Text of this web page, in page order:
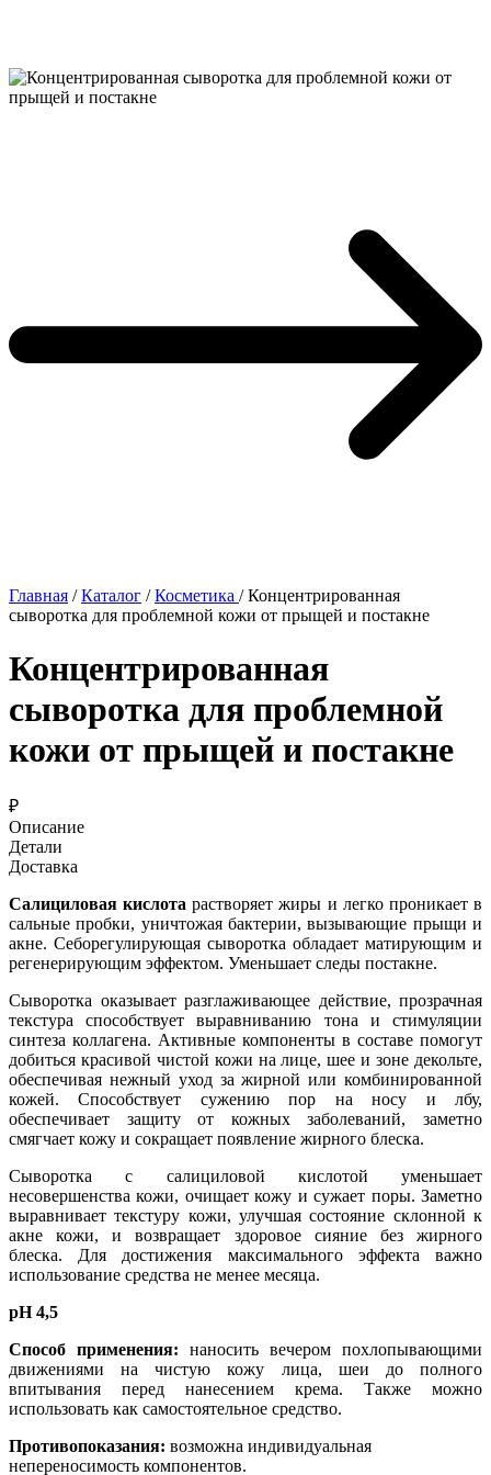
Главная /Каталог /Косметика /Концентрированная
сыворотка для проблемной кожи от прыщей и постакне
Концентрированная
сыворотка для проблемной
кожи от прыщей и постакне
₽
Описание
Детали
Доставка
Салициловая кислота растворяет жиры и легко проникает в
сальные пробки, уничтожая бактерии, вызывающие прыщи и
акне. Себорегулирующая сыворотка обладает матирующим и
регенерирующим эффектом. Уменьшает следы постакне.
Сыворотка оказывает разглаживающее действие, прозрачная
текстура способствует выравниванию тона и стимуляции
синтеза коллагена. Активные компоненты в составе помогут
добиться красивой чистой кожи на лице, шее и зоне декольте,
обеспечивая нежный уход за жирной или комбинированной
кожей. Способствует сужению пор на носу и лбу,
обеспечивает защиту от кожных заболеваний, заметно
смягчает кожу и сокращает появление жирного блеска.
Сыворотка с салициловой кислотой уменьшает
несовершенства кожи, очищает кожу и сужает поры. Заметно
выравнивает текстуру кожи, улучшая состояние склонной к
акне кожи, и возвращает здоровое сияние без жирного
блеска. Для достижения максимального эффекта важно
использование средства не менее месяца.
рН 4,5
Способ применения: наносить вечером похлопывающими
движениями на чистую кожу лица, шеи до полного
впитывания перед нанесением крема. Также можно
использовать как самостоятельное средство.
Противопоказания: возможна индивидуальная
непереносимость компонентов.